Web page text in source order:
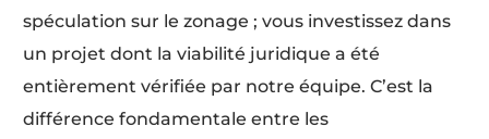
spéculation sur le zonage ; vous investissez dans
un projet dont la viabilité juridique a été
entièrement vérifiée par notre équipe. C’est la
différence fondamentale entre les